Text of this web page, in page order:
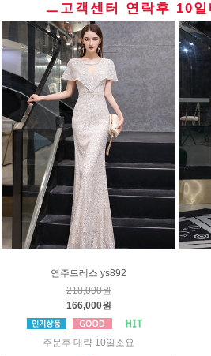
ㅡ고객센터 연락후 10
연주드레스 ys892
218,000원
166,000원
주문후 대략 10일소요